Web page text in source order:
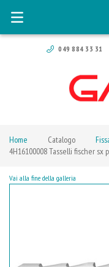
049 884 33 31
Home Catalogo
4H16100008 Tasselli fischer sx
Vai alla fine della galleria